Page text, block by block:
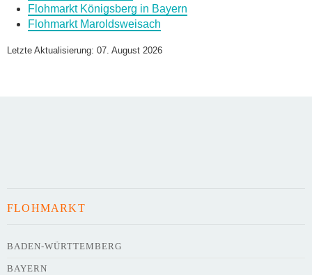
Name des Flohmarkts
Flohmarkt Königsberg in Bayern
Flohmarkt Maroldsweisach
Letzte Aktualisierung: 07. August 2026
FLOHMARKT
BADEN-WÜRTTEMBERG
BAYERN